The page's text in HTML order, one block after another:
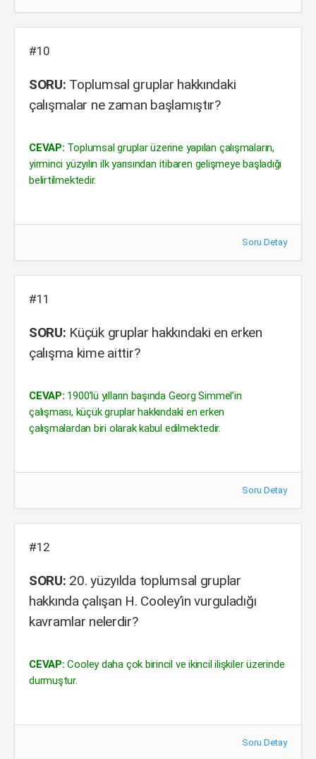
#10
SORU: Toplumsal gruplar hakkındaki
çalışmalar ne zaman başlamıştır?
CEVAP: Toplumsal gruplar üzerine yapılan çalışmaların,
yirminci yüzyılın ilk yarısından itibaren gelişmeye başladığı
belirtilmektedir.
Soru Detay
#11
SORU: Küçük gruplar hakkındaki en erken
çalışma kime aittir?
CEVAP: 1900’lü yılların başında Georg Simmel’in
çalışması, küçük gruplar hakkındaki en erken
çalışmalardan biri olarak kabul edilmektedir.
Soru Detay
#12
SORU: 20. yüzyılda toplumsal gruplar
hakkında çalışan H. Cooley’in vurguladığı
kavramlar nelerdir?
CEVAP: Cooley daha çok birincil ve ikincil ilişkiler üzerinde
durmuştur.
Soru Detay